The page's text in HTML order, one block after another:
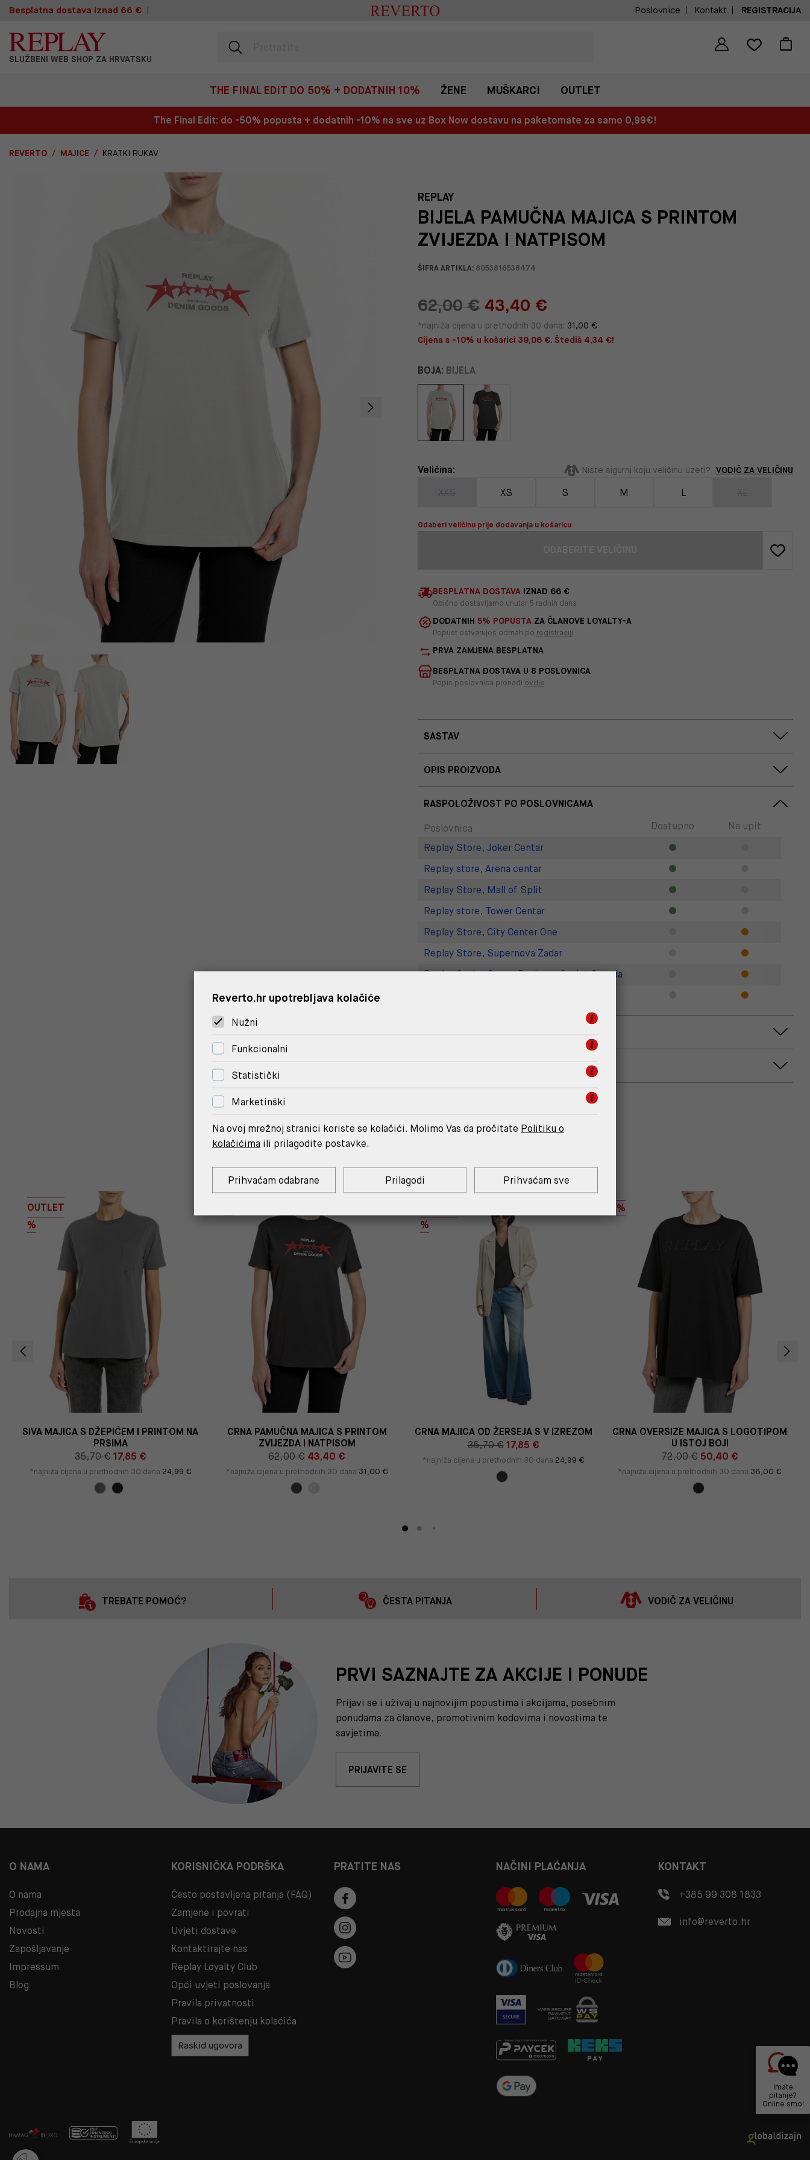
Besplatna dostava iznad 66 € Poslovnice Kontakt REGISTRACIJA
SLUŽBENI WEB SHOP ZA HRVATSKU
THE FINAL EDIT DO 50% + DODATNIH 10% ŽENE MUŠKARCI OUTLET
The Final Edit: do -50% popusta + dodatnih -10% na sve uz Box Now dostavu na paketomate za samo 0,99€!
REVERTO MAJICE KRATKI RUKAV
REPLAY
BIJELA PAMUČNA MAJICA S PRINTOM
ZVIJEZDA I NATPISOM
ŠIFRA ARTIKLA:8053816538474
62,00 € 43,40 €
*najniža cijena u prethodnih 30 dana: 31,00 €
Cijena s -10% u košarici 39,06 €. Štediš 4,34 €!
BOJA: BIJELA
Veličina: Niste sigurni koju veličinu uzeti? VODIČ ZA VELIČINU
XS S M L
Odaberi veličinu prije dodavanja u košaricu
BESPLATNA DOSTAVAIZNAD 66 €
Obično dostavljamo unutar 5 radnih dana
DODATNIH 5% POPUSTAZA ČLANOVE LOYALTY-A
Popust ostvaruješ odmah po registraciji
PRVA ZAMJENA BESPLATNA
BESPLATNA DOSTAVA U 8 POSLOVNICA
Popis poslovnica pronađi ovdje
SASTAV
OPIS PROIZVODA
RASPOLOŽIVOST PO POSLOVNICAMA
Poslovnica
Dostupno
Na upit
Replay Store, Joker Centar
Replay store, Arena centar
Replay Store, Mall of Split
Replay store, Tower Centar
Replay Store, City Center One
Replay Store, Supernova Zadar
Replay Outlet Store, Designer Outlet Croatia
MOŽDA ĆE TI SE SVIDJETI
OUTLET
%
SIVA MAJICA S DŽEPIĆEM I PRINTOM NA
PRSIMA
35,70 € 17,85 €
*najniža cijena u prethodnih 30 dana 24,99 €
CRNA PAMUČNA MAJICA S PRINTOM
ZVIJEZDA I NATPISOM
62,00 € 43,40 €
*najniža cijena u prethodnih 30 dana 31,00 €
%
CRNA MAJICA OD ŽERSEJA S V IZREZOM
35,70 € 17,85 €
*najniža cijena u prethodnih 30 dana 24,99 €
%
CRNA OVERSIZE MAJICA S LOGOTIPOM
U ISTOJ BOJI
72,00 € 50,40 €
*najniža cijena u prethodnih 30 dana 36,00 €
TREBATE POMOĆ? ČESTA PITANJA VODIČ ZA VELIČINU
PRVI SAZNAJTE ZA AKCIJE I PONUDE
Prijavi se i uživaj u najnovijim popustima i akcijama, posebnim
ponudama za članove, promotivnim kodovima i novostima te
savjetima.
PRIJAVITE SE
O NAMA
O nama
Prodajna mjesta
Novosti
Zapošljavanje
Impressum
Blog
KORISNIČKA PODRŠKA
Često postavljena pitanja (FAQ)
Zamjene i povrati
Uvjeti dostave
Kontaktirajte nas
Replay Loyalty Club
Opći uvjeti poslovanja
Pravila privatnosti
Pravila o korištenju kolačića
Raskid ugovora
PRATITE NAS NAČINI PLAĆANJA KONTAKT
+385 99 308 1833
info@reverto.hr
Imate
pitanje?
Online smo!
Reverto.hr upotrebljava kolačiće
Nužni
Funkcionalni
Statistički
Marketinški
Na ovoj mrežnoj stranici koriste se kolačići. Molimo Vas da pročitate Politiku o
kolačićima ili prilagodite postavke.
Prihvaćam odabrane Prilagodi Prihvaćam sve